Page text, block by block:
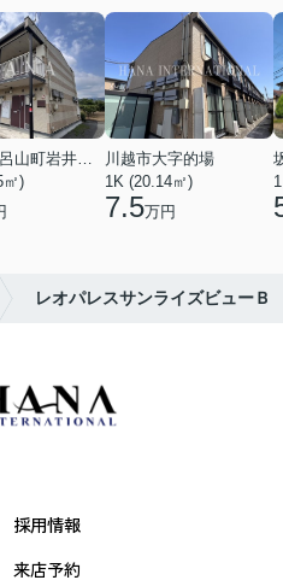
入間郡毛呂山町岩井西１丁目
㎡)
川越市大字的場
1K (20.14㎡)
7.5万円
レオパレスサンライズビューＢ
採用情報
来店予約